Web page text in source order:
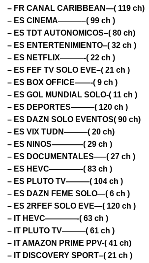
– FR CANAL CARIBBEAN—( 119 ch)
– ES CINEMA———–( 99 ch )
– ES TDT AUTONOMICOS–( 80 ch)
– ES ENTERTENIMIENTO–( 32 ch )
– ES NETFLIX———-( 22 ch )
– ES FEF TV SOLO EVE–( 21 ch )
– ES BOX OFFICE——-( 9 ch )
– ES GOL MUNDIAL SOLO-( 11 ch )
– ES DEPORTES———( 120 ch )
– ES DAZN SOLO EVENTOS( 90 ch)
– ES VIX TUDN———( 20 ch)
– ES NINOS————( 29 ch )
– ES DOCUMENTALES—–( 27 ch )
– ES HEVC————-( 83 ch )
– ES PLUTO TV———( 104 ch )
– ES DAZN FEME SOLO—( 6 ch )
– ES 2RFEF SOLO EVE—( 120 ch )
– IT HEVC————-( 63 ch )
– IT PLUTO TV———( 61 ch )
– IT AMAZON PRIME PPV-( 41 ch)
– IT DISCOVERY SPORT–( 21 ch )